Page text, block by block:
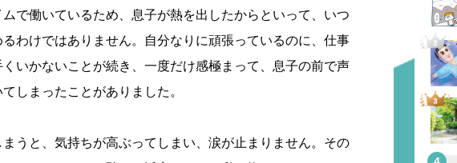
で働いているため、息子が熱を出したからといって、いつ
るわけではありません。自分なりに頑張っているのに、仕事
くいかないことが続き、一度だけ感極まって、息子の前で声
しまったことがありました。
うと、気持ちが高ぶってしまい、涙が止まりません。その